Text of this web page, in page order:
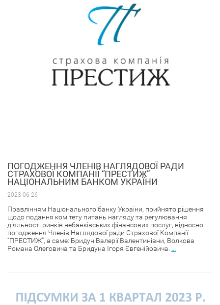
ПОГОДЖЕННЯ ЧЛЕНІВ НАГЛЯДОВОЇ РАДИ
СТРАХОВОЇ КОМПАНІЇ “ПРЕСТИЖ”
НАЦІОНАЛЬНИМ БАНКОМ УКРАЇНИ
2023-06-26
Правлінням Національного банку України, прийнято рішення
щодо подання комітету питань нагляду та регулювання
діяльності ринків небанківських фінансових послуг, відносно
погодження Членів Наглядової ради Страхової Компанії
“ПРЕСТИЖ”, а саме: Бридун Валерії Валентинівни, Волкова
Романа Олеговича та Бридуна Ігоря Євгенійовича. ...